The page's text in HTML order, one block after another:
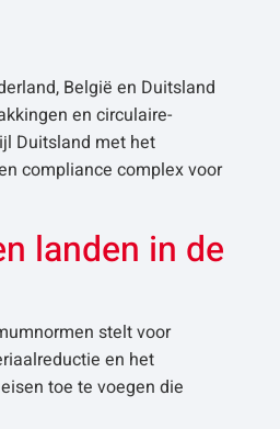
België en Duitsland
en circulaire-
Duitsland met het
compliance complex voor
landen in de
stelt voor
en het
toe te voegen die